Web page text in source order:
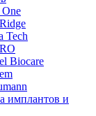
Tech
Biocare
имплантов и